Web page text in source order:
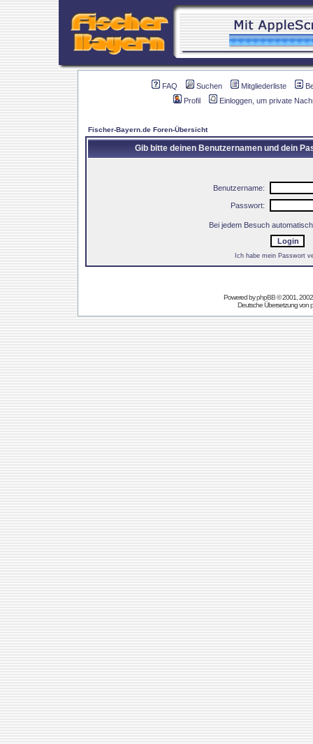
FAQ Suchen Mitgliederliste
Profil
Einloggen, um private
Fischer-Bayern.de Foren-Übersicht
Gib bitte deinen Benutzernamen und dein
Benutzername:
Passwort:
Bei jedem Besuch
Ich habe mein Passwort
Powered byphpBB© 2001,
Deutsche Übersetzung von